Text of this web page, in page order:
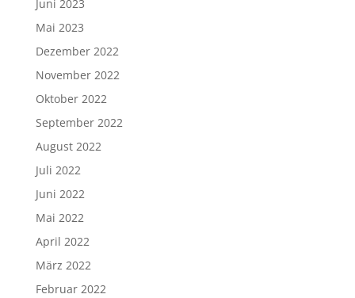
Juni 2023
Mai 2023
Dezember 2022
November 2022
Oktober 2022
September 2022
August 2022
Juli 2022
Juni 2022
Mai 2022
April 2022
März 2022
Februar 2022